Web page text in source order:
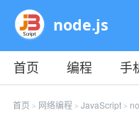
node.js
首页 编程 手
教程
平面 服
首页 > 网络编程 > JavaScript>